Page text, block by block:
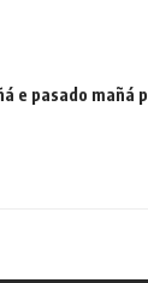
e pasado